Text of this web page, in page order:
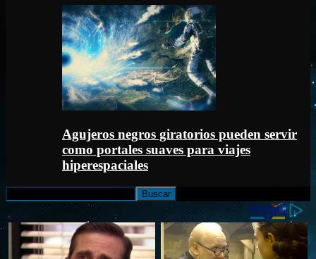
Agujeros negros giratorios pueden servir
como portales suaves para viajes
hiperespaciales